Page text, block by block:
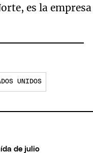
es la empresa
UNIDOS
de julio